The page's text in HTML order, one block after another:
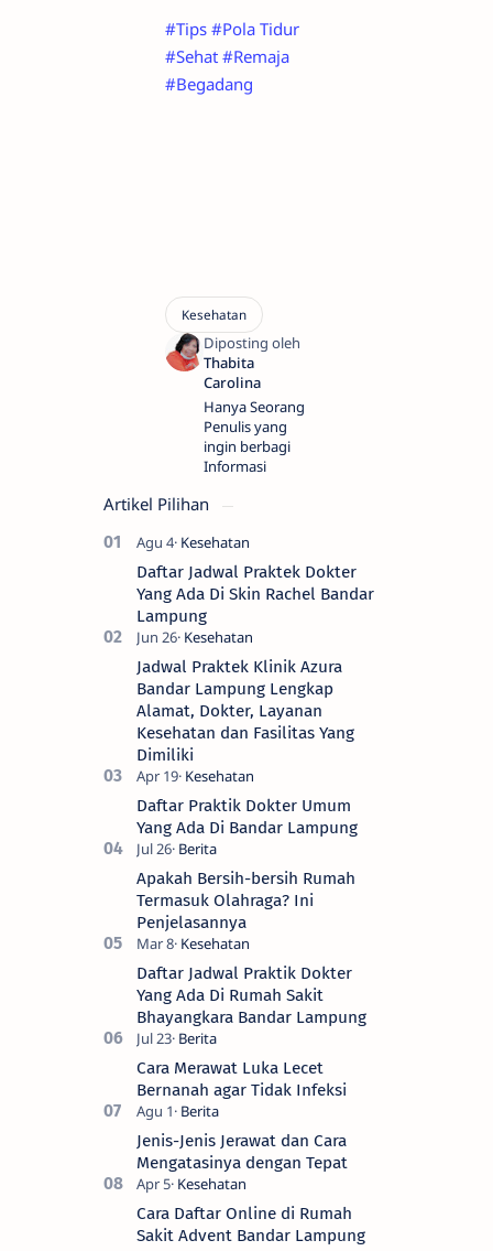
#Tips #Pola Tidur
#Sehat #Remaja
#Begadang
Hanya Seorang
Penulis yang
ingin berbagi
Informasi
Artikel Pilihan
Daftar Jadwal Praktek Dokter
Yang Ada Di Skin Rachel Bandar
Lampung
Jadwal Praktek Klinik Azura
Bandar Lampung Lengkap
Alamat, Dokter, Layanan
Kesehatan dan Fasilitas Yang
Dimiliki
Daftar Praktik Dokter Umum
Yang Ada Di Bandar Lampung
Apakah Bersih-bersih Rumah
Termasuk Olahraga? Ini
Penjelasannya
Daftar Jadwal Praktik Dokter
Yang Ada Di Rumah Sakit
Bhayangkara Bandar Lampung
Cara Merawat Luka Lecet
Bernanah agar Tidak Infeksi
Jenis-Jenis Jerawat dan Cara
Mengatasinya dengan Tepat
Cara Daftar Online di Rumah
Sakit Advent Bandar Lampung